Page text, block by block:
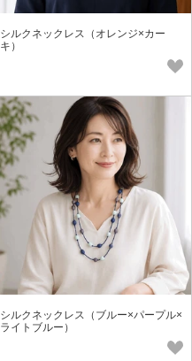
シルクネックレス（オレンジ×カー
キ）
シルクネックレス（ブルー×パープル×
ライトブルー）